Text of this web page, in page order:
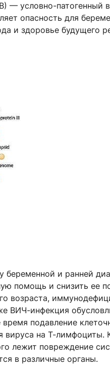
— условно-патогенный
опасность для
и здоровье будущего
беременной и ранней
помощь и снизить ее
возраста,
ВИЧ-инфекция
подавление
вируса на Т-лимфоциты.
лежит повреждение
в различные органы.